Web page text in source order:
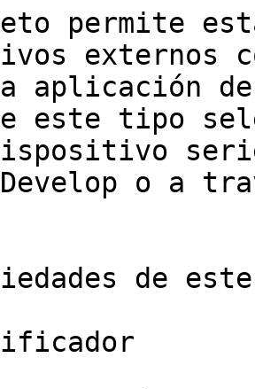
permite
externos
aplicación
este tipo
o a
de